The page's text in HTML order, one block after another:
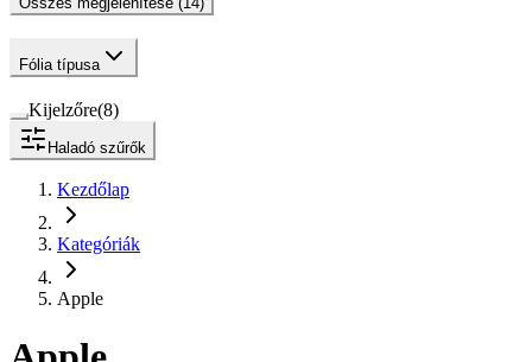
Fólia típusa
Kijelzőre(8)
Haladó szűrők
Kezdőlap
Kategóriák
Apple